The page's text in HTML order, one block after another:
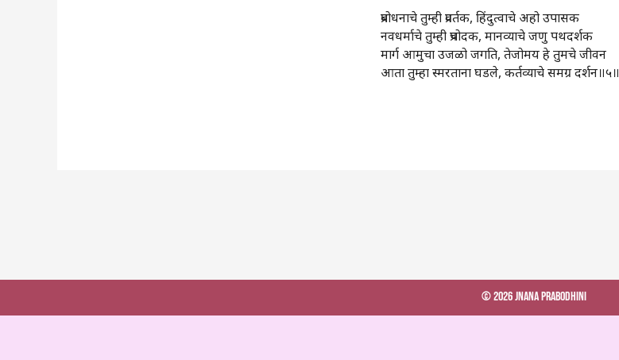
प्रबोधनाचे तुम्ही प्रवर्तक, हिंदुत्वाचे अहो उपासक
नवधर्माचे तुम्ही प्रचोदक, मानव्याचे जणु पथदर्शक
मार्ग आमुचा उजळो जगति, तेजोमय हे तुमचे जीवन
आता तुम्हा स्मरताना घडले, कर्तव्याचे समग्र दर्शन॥५॥
© 2026 Jnana Prabodhini